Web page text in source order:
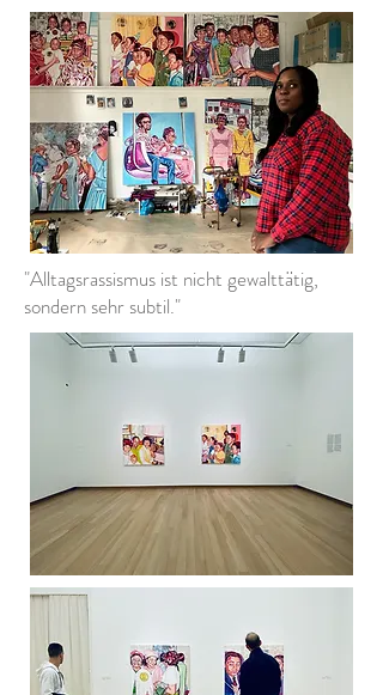
"Alltagsrassismus ist nicht gewalttätig,
sondern sehr subtil."